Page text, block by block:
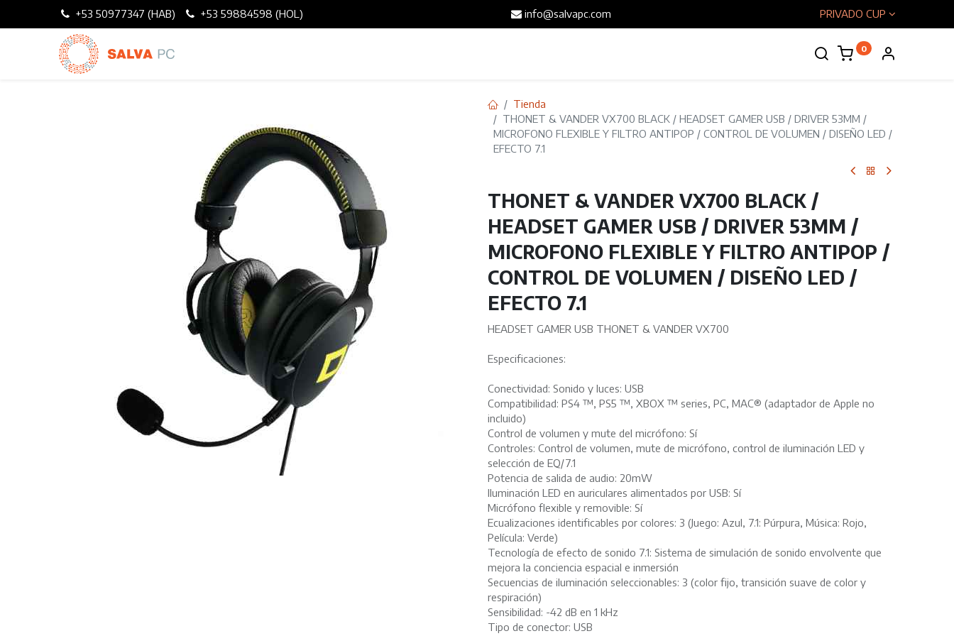
+53 50977347 (HAB) +53 59884598 (HOL) info@salvapc.com PRIVADO CUP
0
Tienda
THONET & VANDER VX700 BLACK / HEADSET GAMER USB / DRIVER 53MM /
MICROFONO FLEXIBLE Y FILTRO ANTIPOP / CONTROL DE VOLUMEN / DISEÑO LED /
EFECTO 7.1
THONET & VANDER VX700 BLACK /
HEADSET GAMER USB / DRIVER 53MM /
MICROFONO FLEXIBLE Y FILTRO ANTIPOP /
CONTROL DE VOLUMEN / DISEÑO LED /
EFECTO 7.1
HEADSET GAMER USB THONET & VANDER VX700
Especificaciones:
Conectividad: Sonido y luces: USB
Compatibilidad: PS4 ™, PS5 ™, XBOX ™ series, PC, MAC® (adaptador de Apple no
incluido)
Control de volumen y mute del micrófono: Sí
Controles: Control de volumen, mute de micrófono, control de iluminación LED y
selección de EQ/7.1
Potencia de salida de audio: 20mW
Iluminación LED en auriculares alimentados por USB: Sí
Micrófono flexible y removible: Sí
Ecualizaciones identificables por colores: 3 (Juego: Azul, 7.1: Púrpura, Música: Rojo,
Película: Verde)
Tecnología de efecto de sonido 7.1: Sistema de simulación de sonido envolvente que
mejora la conciencia espacial e inmersión
Secuencias de iluminación seleccionables: 3 (color fijo, transición suave de color y
respiración)
Sensibilidad: -42 dB en 1 kHz
Tipo de conector: USB